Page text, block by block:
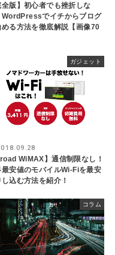
全版】初心者でも挫折しな
WordPressでイチからブログ
める方法を徹底解説【画像70
ガジェット
WiMAX】通信制限なし！
最安値のモバイルWi-Fiを最安
込む方法を紹介！
コラム